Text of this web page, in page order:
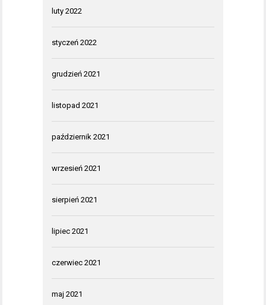
luty 2022
styczeń 2022
grudzień 2021
listopad 2021
październik 2021
wrzesień 2021
sierpień 2021
lipiec 2021
czerwiec 2021
maj 2021